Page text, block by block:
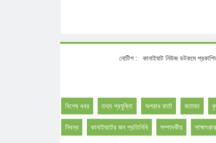
কানাইঘাট নিউজ ডটকমে প্রকাশিত/
বিশেষ খবর তথ্য প্রযুক্তি অপরাধ বার্তা মতামত
নিবন্ধ কানাইঘাটের জন প্রতিনিধি সম্পাদকীয়
সাক্ষাৎকার